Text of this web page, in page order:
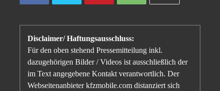
Disclaimer/ Haftungsausschluss:
Für den oben stehend Pressemitteilung inkl.
dazugehörigen Bilder / Videos ist ausschließlich der
im Text angegebene Kontakt verantwortlich. Der
Webseitenanbieter kfzmobile.com distanziert sich